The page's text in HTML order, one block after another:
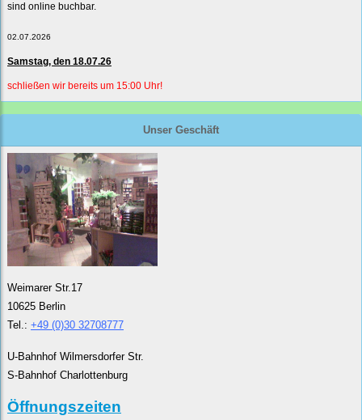
sind online buchbar.
02.07.2026
Samstag, den 18.07.26
schließen wir bereits um 15:00 Uhr!
Unser Geschäft
Weimarer Str.17
10625 Berlin
Tel.: +49 (0)30 32708777
U-Bahnhof Wilmersdorfer Str.
S-Bahnhof Charlottenburg
Öffnungszeiten